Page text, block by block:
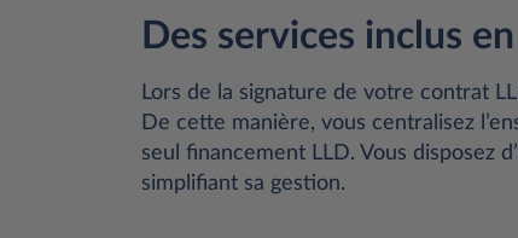
Des services inclus
Lors de la signature de votre contrat
De cette manière, vous centralisez
seul financement LLD. Vous disposez
simplifiant sa gestion.